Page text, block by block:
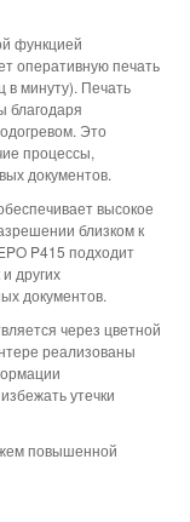
функцией
оперативную печать
в минуту). Печать
благодаря
Это
процессы,
документов.
высокое
близком к
P415 подходит
других
документов.
через цветной
реализованы
утечки
повышенной